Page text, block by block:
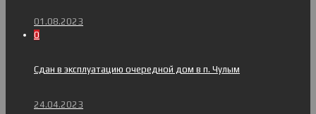
01.08.2023
0
Сдан в эксплуатацию очередной дом в п. Чулым
24.04.2023